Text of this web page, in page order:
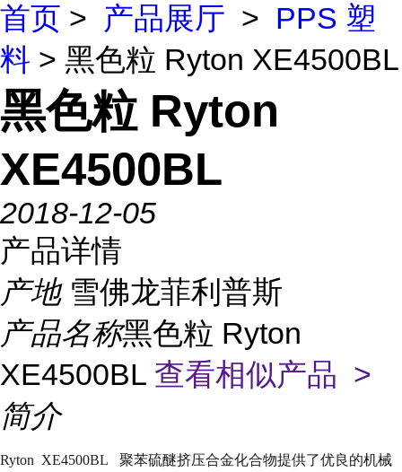
首页 > 产品展厅 > PPS 塑
料 > 黑色粒 Ryton XE4500BL
黑色粒 Ryton
XE4500BL
2018-12-05
产品详情
产地 雪佛龙菲利普斯
产品名称黑色粒 Ryton
XE4500BL 查看相似产品 >
简介
Ryton XE4500BL 聚苯硫醚挤压合金化合物提供了优良的机械